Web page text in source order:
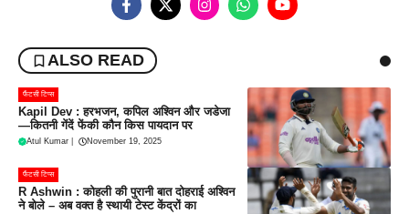
ALSO READ
फैंटसी टिप्स
Kapil Dev : हरभजन, कपिल अश्विन और जडेजा
—कितनी गेंदें फेंकी कौन किस पायदान पर
Atul Kumar November 19, 2025
फैंटसी टिप्स
R Ashwin : कोहली की पुरानी बात दोहराई अश्विन
ने बोले – अब वक्त है स्थायी टेस्ट केंद्रों का